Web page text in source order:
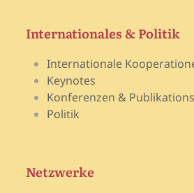
Internationales & Politik
Internationale
Keynotes
Konferenzen &
Politik
Netzwerke